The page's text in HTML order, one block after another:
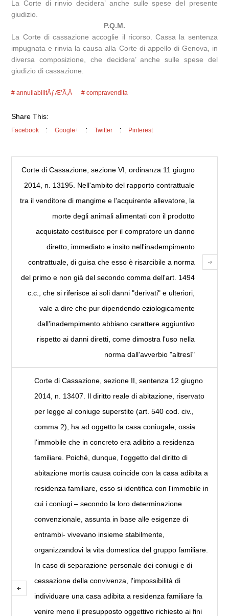
La Corte di rinvio decidera’ anche sulle spese del presente
giudizio.
P.Q.M.
La Corte di cassazione accoglie il ricorso. Cassa la sentenza
impugnata e rinvia la causa alla Corte di appello di Genova, in
diversa composizione, che decidera’ anche sulle spese del
giudizio di cassazione.
annullabilitÃƒÆ’Ã‚Â compravendita
Share This:
Facebook Google+ Twitter Pinterest
Corte di Cassazione, sezione VI, ordinanza 11 giugno
2014, n. 13195. Nell'ambito del rapporto contrattuale
tra il venditore di mangime e l'acquirente allevatore, la
morte degli animali alimentati con il prodotto
acquistato costituisce per il compratore un danno
diretto, immediato e insito nell'inadempimento
contrattuale, di guisa che esso è risarcibile a norma
del primo e non già del secondo comma dell'art. 1494
c.c., che si riferisce ai soli danni "derivati" e ulteriori,
vale a dire che pur dipendendo eziologicamente
dall'inadempimento abbiano carattere aggiuntivo
rispetto ai danni diretti, come dimostra l'uso nella
norma dall'avverbio "altresì"
Corte di Cassazione, sezione II, sentenza 12 giugno
2014, n. 13407. Il diritto reale di abitazione, riservato
per legge al coniuge superstite (art. 540 cod. civ.,
comma 2), ha ad oggetto la casa coniugale, ossia
l'immobile che in concreto era adibito a residenza
familiare. Poiché, dunque, l'oggetto del diritto di
abitazione mortis causa coincide con la casa adibita a
residenza familiare, esso si identifica con l'immobile in
cui i coniugi – secondo la loro determinazione
convenzionale, assunta in base alle esigenze di
entrambi- vivevano insieme stabilmente,
organizzandovi la vita domestica del gruppo familiare.
In caso di separazione personale dei coniugi e di
cessazione della convivenza, l'impossibilità di
individuare una casa adibita a residenza familiare fa
venire meno il presupposto oggettivo richiesto ai fini